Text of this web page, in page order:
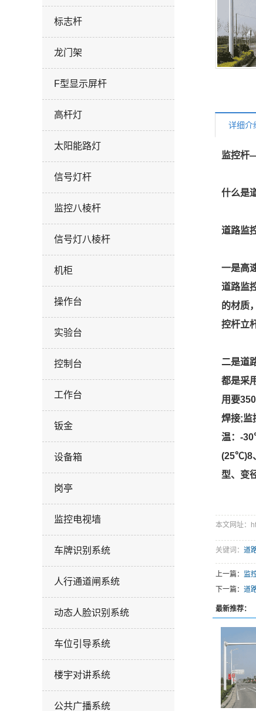
标志杆
龙门架
F型显示屏杆
高杆灯
太阳能路灯
信号灯杆
监控八棱杆
信号灯八棱杆
机柜
操作台
实验台
控制台
工作台
钣金
设备箱
岗亭
监控电视墙
车牌识别系统
人行通道闸系统
动态人脸识别系统
车位引导系统
楼宇对讲系统
公共广播系统
详细介
监控杆
什么是
道路监
一是高
道路监
的材质
控杆立
二是道
都是采
用要
焊接;监
温：-
(25℃)8
型、变
本文网址：
关键词： 道
上一篇： 监
下一篇： 道
最新推荐：